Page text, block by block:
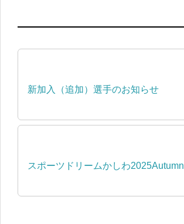
新加入（追加）選手のお知らせ
スポーツドリームかしわ2025Autumn